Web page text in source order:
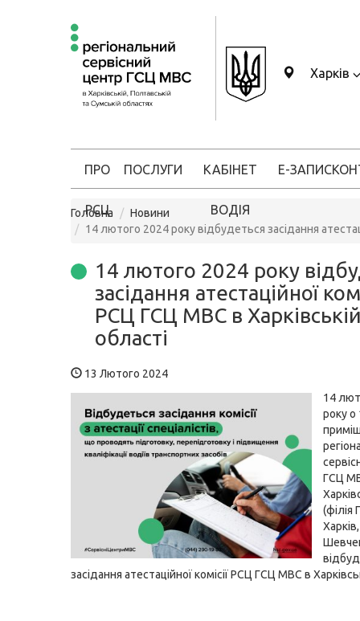
Харків
ПРО
РСЦ
ПОСЛУГИ КАБІНЕТ
ВОДІЯ
Е-ЗАПИС
Головна
Новини
14 лютого 2024 року відбудеться засідання
14 лютого 2024 року
засідання атестаційної
РСЦ ГСЦ МВС в
області
13 Лютого 2024
14
року о
ГСЦ
засідання атестаційної комісії РСЦ ГСЦ МВС в